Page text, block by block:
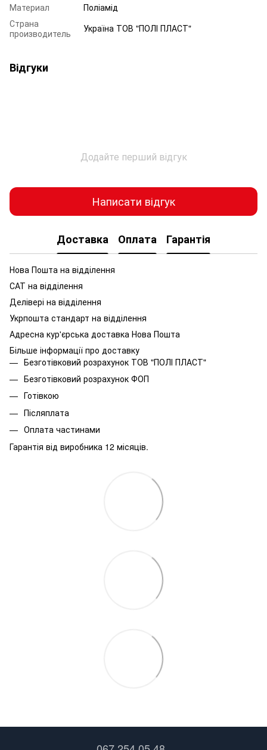
Материал
Поліамід
Страна
производитель
Україна ТОВ "ПОЛІ ПЛАСТ"
Відгуки
Додайте перший відгук
Написати відгук
Доставка Оплата Гарантія
Нова Пошта на відділення
САТ на відділення
Делівері на відділення
Укрпошта стандарт на відділення
Адресна кур'єрська доставка Нова Пошта
Більше інформації про доставку
Безготівковий розрахунок ТОВ "ПОЛІ ПЛАСТ"
Безготівковий розрахунок ФОП
Готівкою
Післяплата
Оплата частинами
Гарантія від виробника 12 місяців.